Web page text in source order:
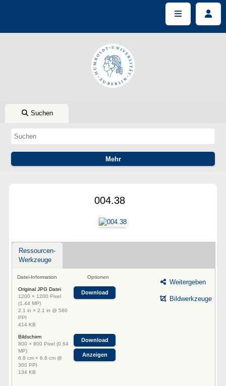
Suchen
004.38
Ressourcen-
Werkzeuge
Datei-Information Optionen
Original JPG Datei
1200 × 1200 Pixel
(1.44 MP)
2.1 in × 2.1 in @ 580
PPI
414 KB
Download
Bildschirm
800 × 800 Pixel (0.64
MP)
6.8 cm × 6.8 cm @
300 PPI
134 KB
Download
Anzeigen
Weitergeben
Bildwerkzeuge